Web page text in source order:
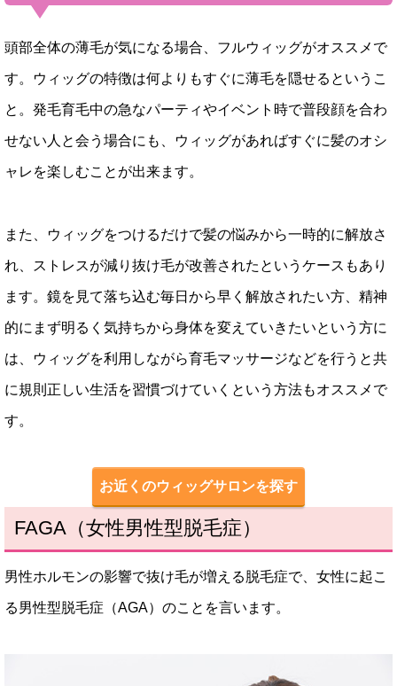
頭部全体の薄毛が気になる場合、フルウィッグがオススメで
す。ウィッグの特徴は何よりもすぐに薄毛を隠せるというこ
と。発毛育毛中の急なパーティやイベント時で普段顔を合わ
せない人と会う場合にも、ウィッグがあればすぐに髪のオシ
ャレを楽しむことが出来ます。
また、ウィッグをつけるだけで髪の悩みから一時的に解放さ
れ、ストレスが減り抜け毛が改善されたというケースもあり
ます。鏡を見て落ち込む毎日から早く解放されたい方、精神
的にまず明るく気持ちから身体を変えていきたいという方に
は、ウィッグを利用しながら育毛マッサージなどを行うと共
に規則正しい生活を習慣づけていくという方法もオススメで
す。
お近くのウィッグサロンを探す
FAGA（女性男性型脱毛症）
男性ホルモンの影響で抜け毛が増える脱毛症で、女性に起こ
る男性型脱毛症（AGA）のことを言います。